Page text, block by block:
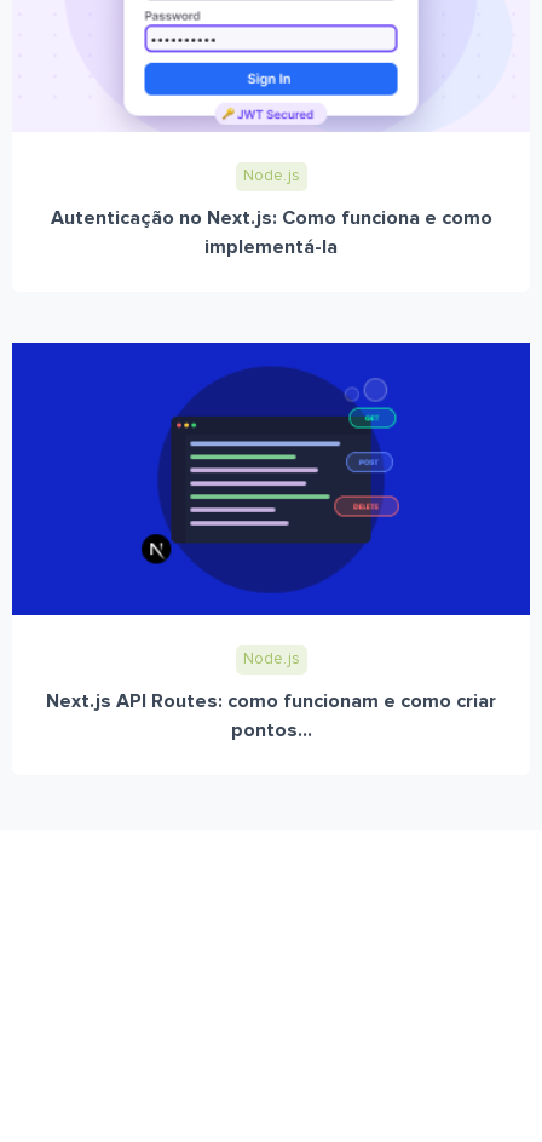
Node.js
Autenticação no Next.js: Como funciona e como
implementá-la
Node.js
Next.js API Routes: como funcionam e como criar
pontos...